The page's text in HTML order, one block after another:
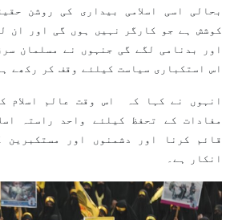
بحالی اسی اسلامی بیداری کی روشن
کوشش ہے جو کارگر نہیں ہوں گی اور ان
اور بدنامی لگے گی جنہوں نے مسلمان
اس استکباری سیاست کیلئے وقف کر رکھے
انہوں نے کہا کہ اس وقت عالم اسلام
مفادات کے تحفظ کیلئے واحد راستہ
قائم کرنا اور دشمنوں اور مستکبرین
انکار ہے۔